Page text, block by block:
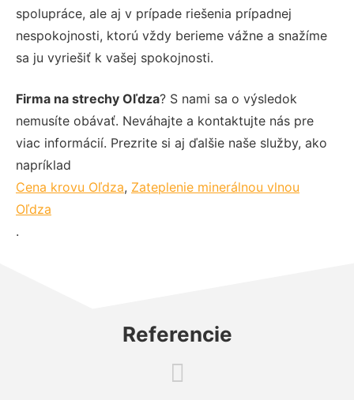
spolupráce, ale aj v prípade riešenia prípadnej
nespokojnosti, ktorú vždy berieme vážne a snažíme
sa ju vyriešiť k vašej spokojnosti.
Firma na strechy Oľdza? S nami sa o výsledok
nemusíte obávať. Neváhajte a kontaktujte nás pre
viac informácií. Prezrite si aj ďalšie naše služby, ako
napríklad
Cena krovu Oľdza, Zateplenie minerálnou vlnou
Oľdza
.
Referencie